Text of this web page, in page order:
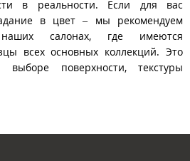
в реальности. Если для вас
в цвет – мы рекомендуем
салонах, где имеются
всех основных коллекций. Это
поверхности, текстуры